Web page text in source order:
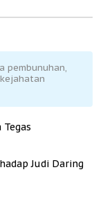
pembunuhan,
Judi Daring